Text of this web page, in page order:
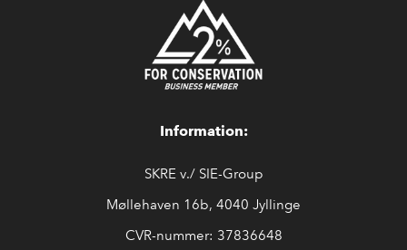
Information:
SKRE v./ SIE-Group
Møllehaven 16b, 4040 Jyllinge
CVR-nummer: 37836648